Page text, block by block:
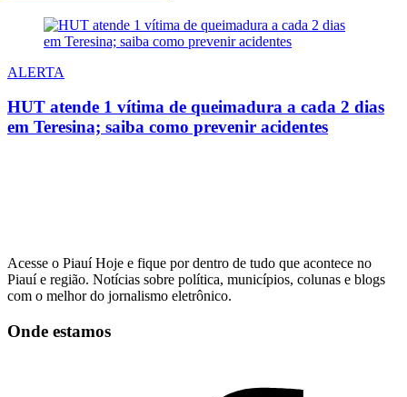
ALERTA
HUT atende 1 vítima de queimadura a cada 2 dias
em Teresina; saiba como prevenir acidentes
Acesse o Piauí Hoje e fique por dentro de tudo que acontece no
Piauí e região. Notícias sobre política, municípios, colunas e blogs
com o melhor do jornalismo eletrônico.
Onde estamos